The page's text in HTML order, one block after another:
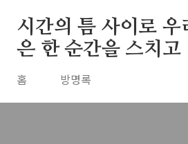
시간의 틈 사이로 우
은 한 순간을 스치고
홈 방명록